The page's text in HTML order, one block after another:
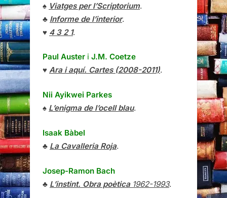
♠ Viatges per l’Scriptorium.
♣ Informe de l’interior.
♥ 4 3 2 1.
Paul Auster i J.M. Coetze
♥ Ara i aquí. Cartes (2008-2011).
Nii Ayikwei Parkes
♠ L’enigma de l’ocell blau.
Isaak Bàbel
♣ La Cavalleria Roja.
Josep-Ramon Bach
♣ L’instint. Obra poètica1962-1993.